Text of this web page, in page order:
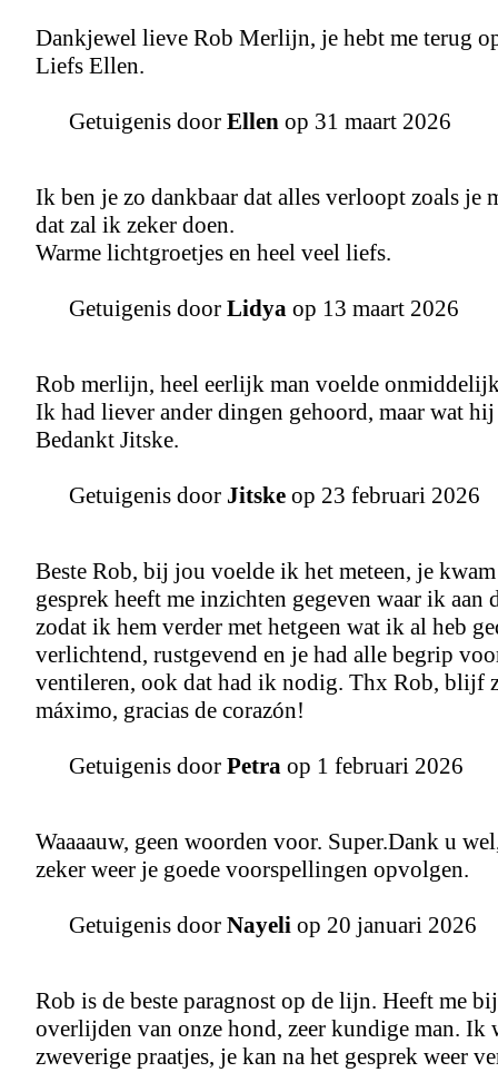
Dankjewel lieve Rob Merlijn, je hebt me terug
Liefs Ellen.
Getuigenis door Ellen op 31 maart 2026
Ik ben je zo dankbaar dat alles verloopt zoals je
dat zal ik zeker doen.
Warme lichtgroetjes en heel veel liefs.
Getuigenis door Lidya op 13 maart 2026
Rob merlijn, heel eerlijk man voelde
Ik had liever ander dingen gehoord, maar wat
Bedankt Jitske.
Getuigenis door Jitske op 23 februari 2026
Beste Rob, bij jou voelde ik het meteen, je
gesprek heeft me inzichten gegeven waar ik
zodat ik hem verder met hetgeen wat ik al heb
verlichtend, rustgevend en je had alle begrip
ventileren, ook dat had ik nodig. Thx Rob, blijf
máximo, gracias de corazón!
Getuigenis door Petra op 1 februari 2026
Waaaauw, geen woorden voor. Super.Dank u
zeker weer je goede voorspellingen opvolgen.
Getuigenis door Nayeli op 20 januari 2026
Rob is de beste paragnost op de lijn. Heeft me
overlijden van onze hond, zeer kundige man. Ik
zweverige praatjes, je kan na het gesprek weer